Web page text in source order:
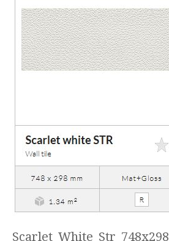
Scarlet_White_Str_748x298